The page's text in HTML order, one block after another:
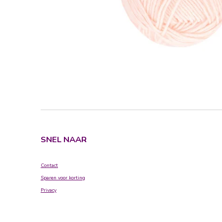
SNEL NAAR
Contact
Sparen voor korting
Privacy